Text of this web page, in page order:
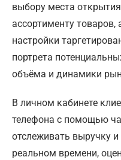
выбору места
ассортименту
настройки
портрета
объёма и динамики
В личном кабинете
телефона с помощью
отслеживать выручку
реальном времени,